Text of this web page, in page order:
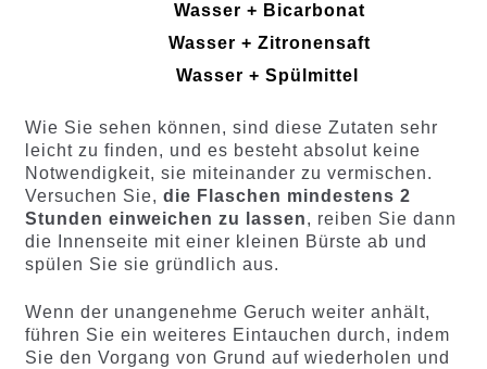
Wasser + Bicarbonat
Wasser + Zitronensaft
Wasser + Spülmittel
Wie Sie sehen können, sind diese Zutaten sehr
leicht zu finden, und es besteht absolut keine
Notwendigkeit, sie miteinander zu vermischen.
Versuchen Sie, die Flaschen mindestens 2
Stunden einweichen zu lassen, reiben Sie dann
die Innenseite mit einer kleinen Bürste ab und
spülen Sie sie gründlich aus.
Wenn der unangenehme Geruch weiter anhält,
führen Sie ein weiteres Eintauchen durch, indem
Sie den Vorgang von Grund auf wiederholen und